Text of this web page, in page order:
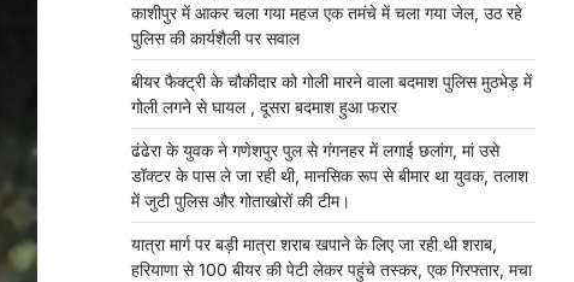
काशीपुर में आकर चला गया महज एक तमंचे में चला गया जेल, उठ रहे
पुलिस की कार्यशैली पर सवाल
बीयर फैक्ट्री के चौकीदार को गोली मारने वाला बदमाश पुलिस मुठभेड़ में
गोली लगने से घायल , दूसरा बदमाश हुआ फरार
ढंढेरा के युवक ने गणेशपुर पुल से गंगनहर में लगाई छलांग, मां उसे
डॉक्टर के पास ले जा रही थी, मानसिक रूप से बीमार था युवक, तलाश
में जुटी पुलिस और गोताखोरों की टीम।
यात्रा मार्ग पर बड़ी मात्रा शराब खपाने के लिए जा रही थी शराब,
हरियाणा से 100 बीयर की पेटी लेकर पहुंचे तस्कर, एक गिरफ्तार, मचा